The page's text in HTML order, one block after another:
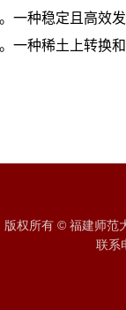
。 一种稳定且高效
。 一种稀土上转换
版权所有 © 福建师范
联系